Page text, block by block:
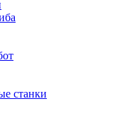
станки